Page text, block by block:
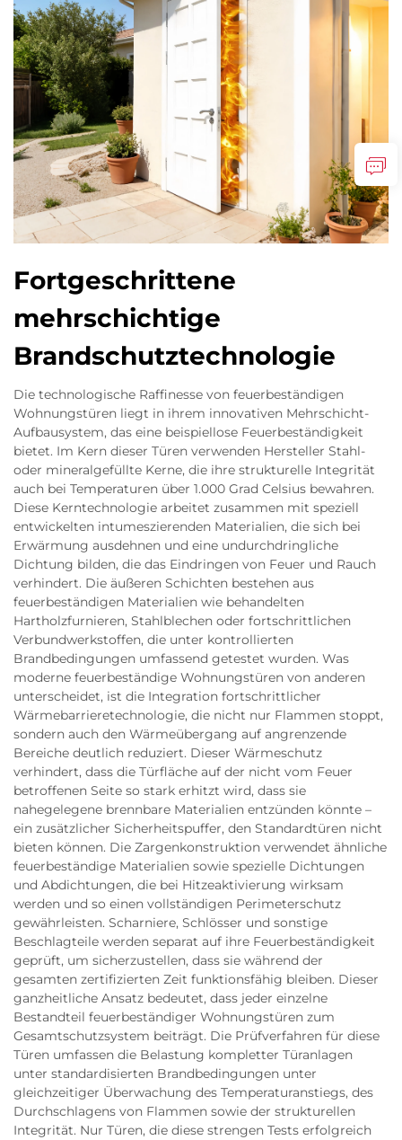
Fortgeschrittene
mehrschichtige
Brandschutztechnologie
Die technologische Raffinesse von feuerbeständigen
Wohnungstüren liegt in ihrem innovativen Mehrschicht-
Aufbausystem, das eine beispiellose Feuerbeständigkeit
bietet. Im Kern dieser Türen verwenden Hersteller Stahl-
oder mineralgefüllte Kerne, die ihre strukturelle Integrität
auch bei Temperaturen über 1.000 Grad Celsius bewahren.
Diese Kerntechnologie arbeitet zusammen mit speziell
entwickelten intumeszierenden Materialien, die sich bei
Erwärmung ausdehnen und eine undurchdringliche
Dichtung bilden, die das Eindringen von Feuer und Rauch
verhindert. Die äußeren Schichten bestehen aus
feuerbeständigen Materialien wie behandelten
Hartholzfurnieren, Stahlblechen oder fortschrittlichen
Verbundwerkstoffen, die unter kontrollierten
Brandbedingungen umfassend getestet wurden. Was
moderne feuerbeständige Wohnungstüren von anderen
unterscheidet, ist die Integration fortschrittlicher
Wärmebarrieretechnologie, die nicht nur Flammen stoppt,
sondern auch den Wärmeübergang auf angrenzende
Bereiche deutlich reduziert. Dieser Wärmeschutz
verhindert, dass die Türfläche auf der nicht vom Feuer
betroffenen Seite so stark erhitzt wird, dass sie
nahegelegene brennbare Materialien entzünden könnte –
ein zusätzlicher Sicherheitspuffer, den Standardtüren nicht
bieten können. Die Zargenkonstruktion verwendet ähnliche
feuerbeständige Materialien sowie spezielle Dichtungen
und Abdichtungen, die bei Hitzeaktivierung wirksam
werden und so einen vollständigen Perimeterschutz
gewährleisten. Scharniere, Schlösser und sonstige
Beschlagteile werden separat auf ihre Feuerbeständigkeit
geprüft, um sicherzustellen, dass sie während der
gesamten zertifizierten Zeit funktionsfähig bleiben. Dieser
ganzheitliche Ansatz bedeutet, dass jeder einzelne
Bestandteil feuerbeständiger Wohnungstüren zum
Gesamtschutzsystem beiträgt. Die Prüfverfahren für diese
Türen umfassen die Belastung kompletter Türanlagen
unter standardisierten Brandbedingungen unter
gleichzeitiger Überwachung des Temperaturanstiegs, des
Durchschlagens von Flammen sowie der strukturellen
Integrität. Nur Türen, die diese strengen Tests erfolgreich